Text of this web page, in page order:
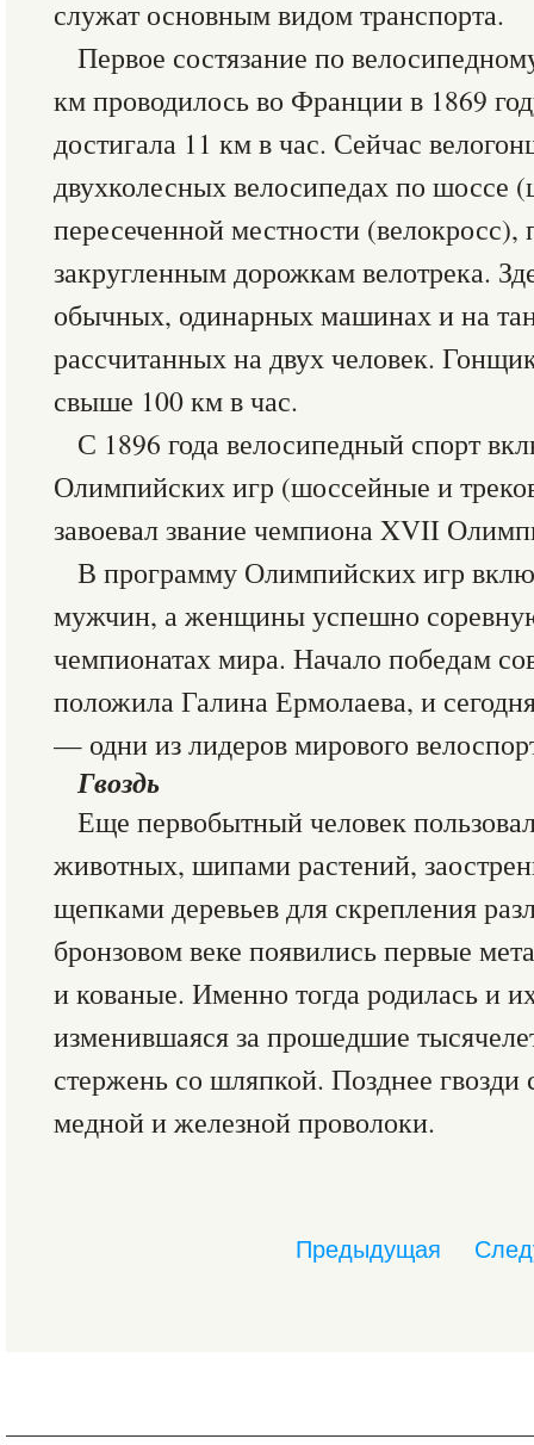
служат основным видом транспорта.
Первое состязание по
км проводилось во Франции в 1869
достигала 11 км в час. Сейчас
двухколесных велосипедах по шоссе
пересеченной местности
закругленным дорожкам велотрека.
обычных, одинарных машинах и на
рассчитанных на двух человек.
свыше 100 км в час.
С 1896 года велосипедный спорт
Олимпийских игр (шоссейные и
завоевал звание чемпиона XVII
В программу Олимпийских игр
мужчин, а женщины успешно
чемпионатах мира. Начало победам
положила Галина Ермолаева, и
— одни из лидеров мирового
Гвоздь
Еще первобытный человек
животных, шипами растений,
щепками деревьев для скрепления
бронзовом веке появились первые
и кованые. Именно тогда родилась и
изменившаяся за прошедшие
стержень со шляпкой. Позднее гвозди
медной и железной проволоки.
Предыдущая